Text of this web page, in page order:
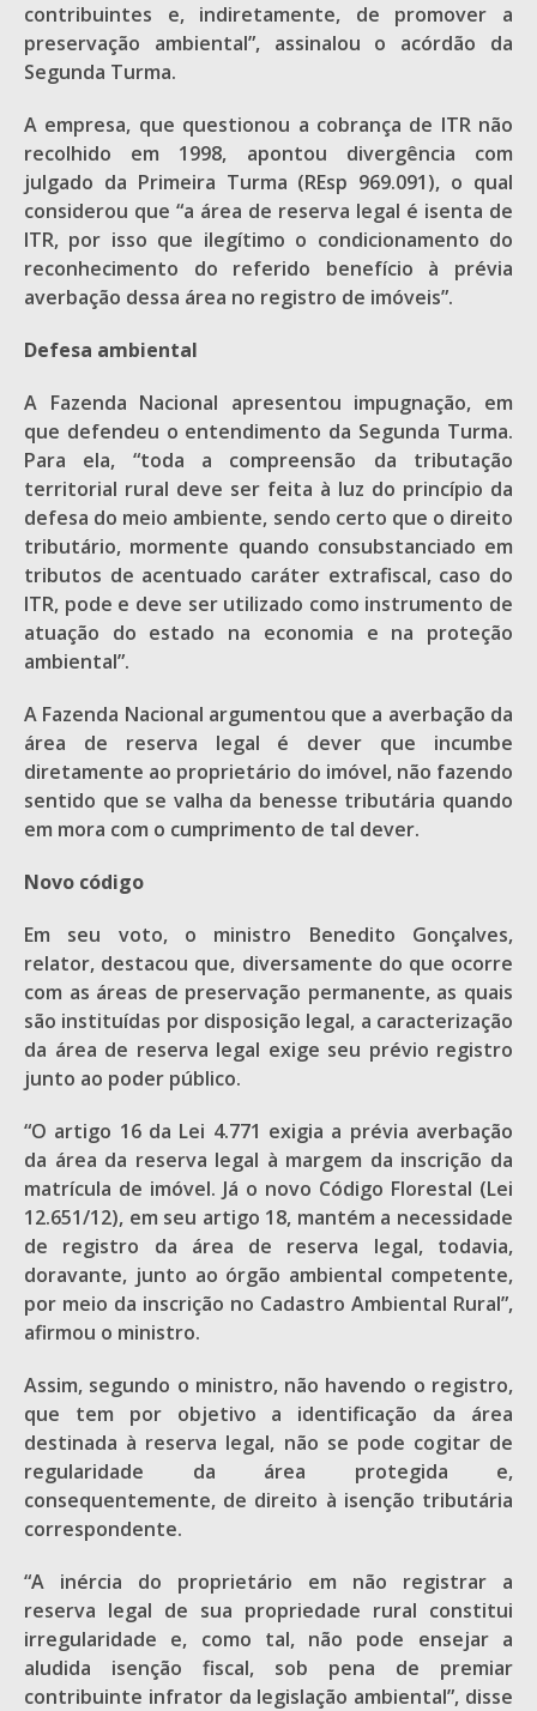
contribuintes e, indiretamente, de promover a
preservação ambiental”, assinalou o acórdão da
Segunda Turma.
A empresa, que questionou a cobrança de ITR não
recolhido em 1998, apontou divergência com
julgado da Primeira Turma (REsp 969.091), o qual
considerou que “a área de reserva legal é isenta de
ITR, por isso que ilegítimo o condicionamento do
reconhecimento do referido benefício à prévia
averbação dessa área no registro de imóveis”.
Defesa ambiental
A Fazenda Nacional apresentou impugnação, em
que defendeu o entendimento da Segunda Turma.
Para ela, “toda a compreensão da tributação
territorial rural deve ser feita à luz do princípio da
defesa do meio ambiente, sendo certo que o direito
tributário, mormente quando consubstanciado em
tributos de acentuado caráter extrafiscal, caso do
ITR, pode e deve ser utilizado como instrumento de
atuação do estado na economia e na proteção
ambiental”.
A Fazenda Nacional argumentou que a averbação da
área de reserva legal é dever que incumbe
diretamente ao proprietário do imóvel, não fazendo
sentido que se valha da benesse tributária quando
em mora com o cumprimento de tal dever.
Novo código
Em seu voto, o ministro Benedito Gonçalves,
relator, destacou que, diversamente do que ocorre
com as áreas de preservação permanente, as quais
são instituídas por disposição legal, a caracterização
da área de reserva legal exige seu prévio registro
junto ao poder público.
“O artigo 16 da Lei 4.771 exigia a prévia averbação
da área da reserva legal à margem da inscrição da
matrícula de imóvel. Já o novo Código Florestal (Lei
12.651/12), em seu artigo 18, mantém a necessidade
de registro da área de reserva legal, todavia,
doravante, junto ao órgão ambiental competente,
por meio da inscrição no Cadastro Ambiental Rural”,
afirmou o ministro.
Assim, segundo o ministro, não havendo o registro,
que tem por objetivo a identificação da área
destinada à reserva legal, não se pode cogitar de
regularidade da área protegida e,
consequentemente, de direito à isenção tributária
correspondente.
“A inércia do proprietário em não registrar a
reserva legal de sua propriedade rural constitui
irregularidade e, como tal, não pode ensejar a
aludida isenção fiscal, sob pena de premiar
contribuinte infrator da legislação ambiental”, disse